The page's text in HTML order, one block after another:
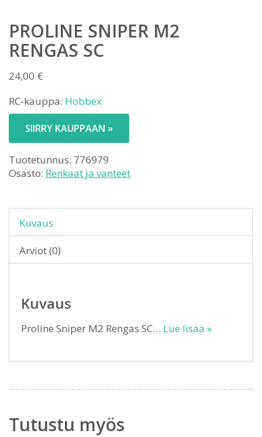
PROLINE SNIPER M2
RENGAS SC
24,00 €
RC-kauppa: Hobbex
SIIRRY KAUPPAAN »
Tuotetunnus: 776979
Osasto: Renkaat ja vanteet
Kuvaus
Arviot (0)
Kuvaus
Proline Sniper M2 Rengas SC… Lue lisää »
Tutustu myös